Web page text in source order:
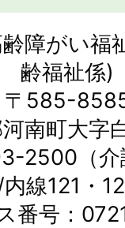
障がい福
齢福祉係)
〒585-
南町大字
2500（介
線121・
番号：